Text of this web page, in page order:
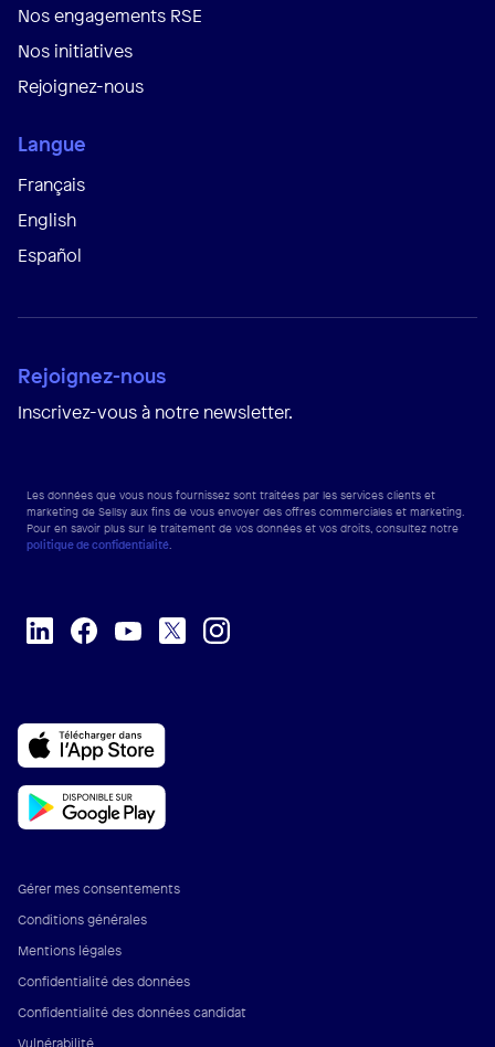
Nos engagements RSE
Nos initiatives
Rejoignez-nous
Langue
Français
English
Español
Rejoignez-nous
Inscrivez-vous à notre newsletter.
Les données que vous nous fournissez sont traitées par les services clients et
marketing de Sellsy aux fins de vous envoyer des offres commerciales et marketing.
Pour en savoir plus sur le traitement de vos données et vos droits, consultez notre
politique de confidentialité.
Gérer mes consentements
Conditions générales
Mentions légales
Confidentialité des données
Confidentialité des données candidat